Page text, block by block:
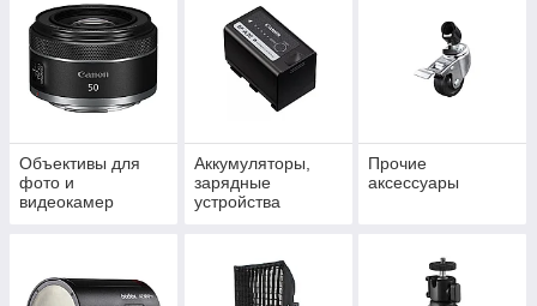
Объективы для
фото и
видеокамер
Аккумуляторы,
зарядные
устройства
Прочие
аксессуары